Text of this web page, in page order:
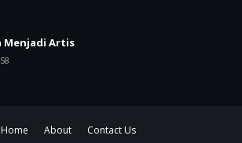
Menjadi Artis
Home About Contact Us